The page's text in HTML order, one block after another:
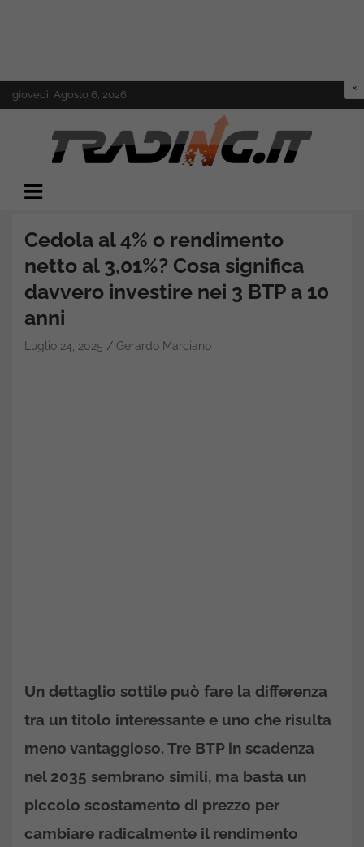
Skip
to
giovedì, Agosto 6, 2026
Trading.it
Cedola al 4% o rendimento
netto al 3,01%? Cosa significa
davvero investire nei 3 BTP a 10
anni
Luglio 24, 2025 Gerardo Marciano
Un dettaglio sottile può fare la differenza
tra un titolo interessante e uno che risulta
meno vantaggioso. Tre BTP in scadenza
nel 2035 sembrano simili, ma basta un
piccolo scostamento di prezzo per
cambiare radicalmente il rendimento